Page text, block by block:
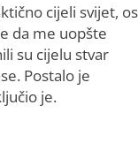
cijeli svijet,
da me uopšte
su cijelu stvar
Postalo je
je.